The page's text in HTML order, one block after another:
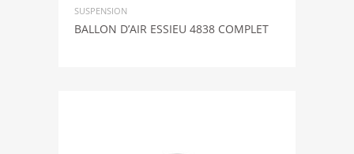
SUSPENSION
BALLON D’AIR ESSIEU 4838 COMPLET